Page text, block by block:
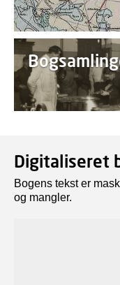
Digitaliseret
Bogens tekst er
og mangler.